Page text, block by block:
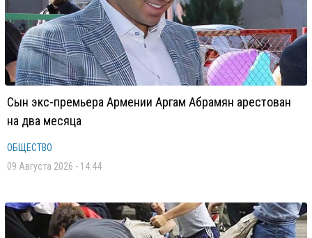
Сын экс-премьера Армении Аргам Абрамян арестован
на два месяца
ОБЩЕСТВО
09 Августа 2026 - 14:44